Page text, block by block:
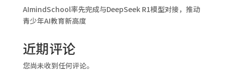
AImindSchool率先完成与DeepSeek R1模型对接，推动
青少年AI教育新高度
近期评论
您尚未收到任何评论。